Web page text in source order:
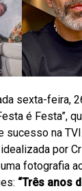
sexta-feira,
é Festa”,
sucesso na TVI.
por
fotografia
“Três anos